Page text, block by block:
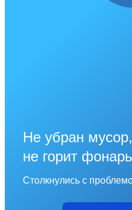
Не убран
не горит
Столкнулись с